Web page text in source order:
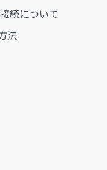
続について
法